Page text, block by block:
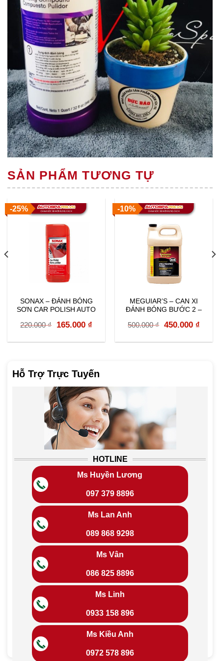
Hỗ Trợ Trực Tuyến
HOTLINE
Ms Huyền Lương
097 379 8896
Ms Lan Anh
089 868 9298
Ms Vân
086 825 8896
Ms Linh
0933 158 896
Ms Kiều Anh
0972 578 896
SẢN PHẨM TƯƠNG TỰ
-25%
SONAX – ĐÁNH BÓNG
SƠN CAR POLISH AUTO
220.000₫
Original
165.000 ₫Current
-10%
MEGUIAR’S – CAN XI
ĐÁNH BÓNG BƯỚC 2 –
500.000₫ Original
450.000 ₫